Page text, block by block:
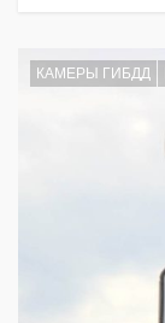
КАМЕРЫ ГИБДД